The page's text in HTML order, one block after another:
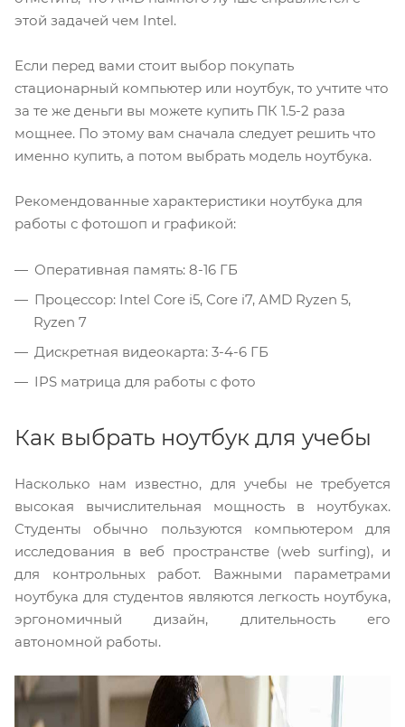
этой задачей чем Intel.
Если перед вами стоит выбор покупать
стационарный компьютер или ноутбук, то учтите что
за те же деньги вы можете купить ПК 1.5-2 раза
мощнее. По этому вам сначала следует решить что
именно купить, а потом выбрать модель ноутбука.
Рекомендованные характеристики ноутбука для
работы с фотошоп и графикой:
Оперативная память: 8-16 ГБ
Процессор: Intel Core i5, Core i7, AMD Ryzen 5,
Ryzen 7
Дискретная видеокарта: 3-4-6 ГБ
IPS матрица для работы с фото
Как выбрать ноутбук для учебы
Насколько нам известно, для учебы не требуется
высокая вычислительная мощность в ноутбуках.
Студенты обычно пользуются компьютером для
исследования в веб пространстве (web surfing), и
для контрольных работ. Важными параметрами
ноутбука для студентов являются легкость ноутбука,
эргономичный дизайн, длительность его
автономной работы.